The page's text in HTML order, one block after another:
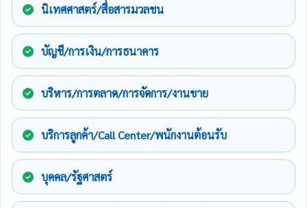
นิเทศศาสตร์/สื่อสารมวลชน
บัญชี/การเงิน/การธนาคาร
บริหาร/การตลาด/การจัดการ/งานขาย
บริการลูกค้า/Call Center/พนักงานต้อนรับ
บุคคล/รัฐศาสตร์